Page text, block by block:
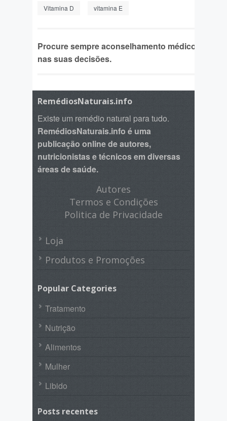
Vitamina D vitamina E
Procure sempre aconselhamento médico
nas suas decisões.
RemédiosNaturais.info
Existe um remédio natural para tudo.
RemédiosNaturais.info é uma
publicação online de autores,
nutricionistas e técnicos em diversas
áreas de saúde.
Autores
Termos e Condições
Politica de Privacidade
Loja
Produtos e Promoções
Popular Categories
Tratamento
Nutrição
Alimentos
Mulher
Libido
Posts recentes